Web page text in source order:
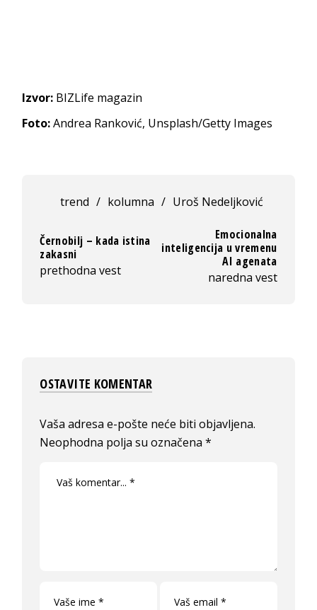
Izvor: BIZLife magazin
Foto:Andrea Ranković, Unsplash/Getty Images
trend / kolumna / Uroš Nedeljković
Černobilj – kada istina
zakasni
prethodna vest
Emocionalna
inteligencija u vremenu
AI agenata
naredna vest
OSTAVITE KOMENTAR
Vaša adresa e-pošte neće biti objavljena.
Neophodna polja su označena*